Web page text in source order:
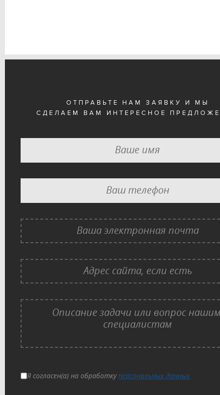
ОТПРАВЬТЕ НАМ ЗАЯВКУ И МЫ
СДЕЛАЕМ ВАМ ИНТЕРЕСНОЕ
Я согласен(а) на обработкуперсональных данных